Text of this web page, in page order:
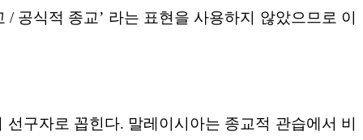
공식적 종교’ 라는 표현을 사용하지 않았으므로 이
구자로 꼽힌다. 말레이시아는 종교적 관습에서 비